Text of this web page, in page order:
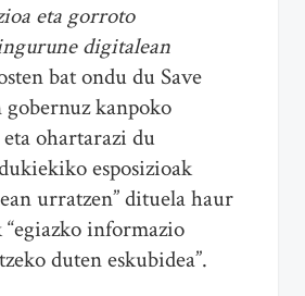
eta gorroto
digitalean
bat ondu du Save
kanpoko
ohartarazi du
esposizioak
urratzen” dituela haur
“egiazko informazio
duten eskubidea”.